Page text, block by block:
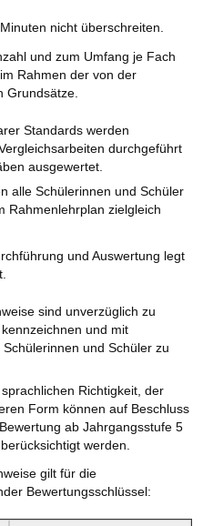
nicht überschreiten.
und zum Umfang je Fach
Rahmen der von der
Grundsätze.
Standards werden
durchgeführt
ausgewertet.
alle Schülerinnen und Schüler
Rahmenlehrplan zielgleich
und Auswertung legt
sind unverzüglich zu
und mit
und Schüler zu
Richtigkeit, der
Form können auf Beschluss
ab Jahrgangsstufe 5
werden.
gilt für die
Bewertungsschlüssel: